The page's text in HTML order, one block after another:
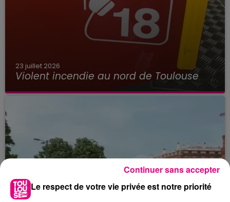
23 juillet 2026
Violent incendie au nord de Toulouse
Le respect de votre vie privée est notre priorité
Continuer sans accepter